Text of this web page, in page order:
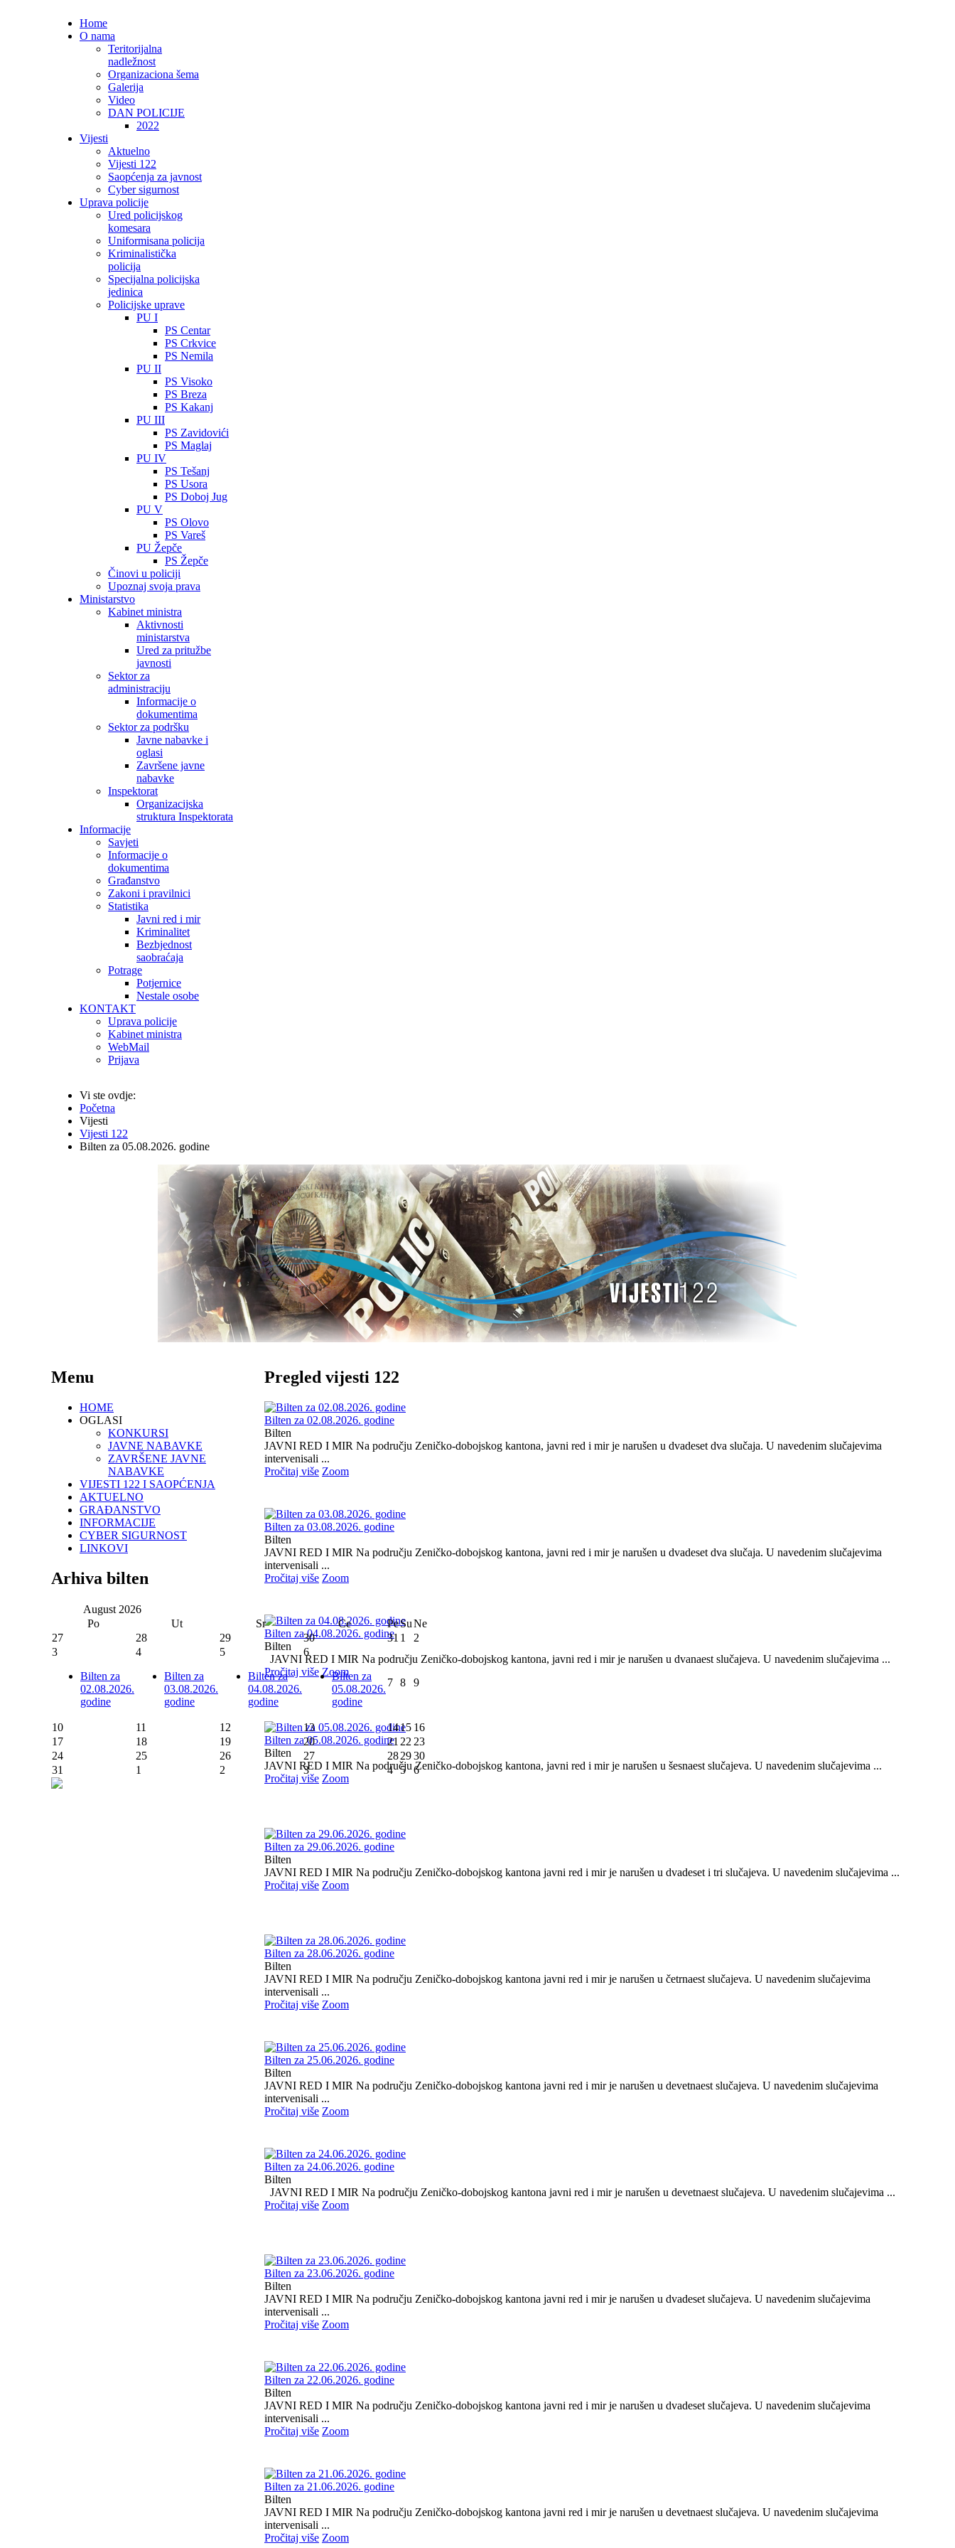
Home
O nama
Teritorijalna
nadležnost
Organizaciona šema
Galerija
Video
DAN POLICIJE
2022
Vijesti
Aktuelno
Vijesti 122
Saopćenja za javnost
Cyber sigurnost
Uprava policije
Ured policijskog
komesara
Uniformisana policija
Kriminalistička
policija
Specijalna policijska
jedinica
Policijske uprave
PU I
PS Centar
PS Crkvice
PS Nemila
PU II
PS Visoko
PS Breza
PS Kakanj
PU III
PS Zavidovići
PS Maglaj
PU IV
PS Tešanj
PS Usora
PS Doboj Jug
PU V
PS Olovo
PS Vareš
PU Žepče
PS Žepče
Činovi u policiji
Upoznaj svoja prava
Ministarstvo
Kabinet ministra
Aktivnosti
ministarstva
Ured za pritužbe
javnosti
Sektor za
administraciju
Informacije o
dokumentima
Sektor za podršku
Javne nabavke i
oglasi
Završene javne
nabavke
Inspektorat
Organizacijska
struktura Inspektorata
Informacije
Savjeti
Informacije o
dokumentima
Građanstvo
Zakoni i pravilnici
Statistika
Javni red i mir
Kriminalitet
Bezbjednost
saobraćaja
Potrage
Potjernice
Nestale osobe
KONTAKT
Uprava policije
Kabinet ministra
WebMail
Prijava
Vi ste ovdje:
Početna
Vijesti
Vijesti 122
Bilten za 05.08.2026. godine
Pregled vijesti 122
Bilten za 02.08.2026. godine
Bilten
JAVNI RED I MIR Na području Zeničko-dobojskog kantona, javni red i mir je narušen u dvadeset dva slučaja. U navedenim slučajevima
intervenisali ...
Pročitaj više Zoom
Bilten za 03.08.2026. godine
Bilten
JAVNI RED I MIR Na području Zeničko-dobojskog kantona, javni red i mir je narušen u dvadeset dva slučaja. U navedenim slučajevima
intervenisali ...
Pročitaj više Zoom
Bilten za 04.08.2026. godine
Bilten
JAVNI RED I MIR Na području Zeničko-dobojskog kantona, javni red i mir je narušen u dvanaest slučajeva. U navedenim slučajevima ...
Pročitaj više Zoom
Bilten za 05.08.2026. godine
Bilten
JAVNI RED I MIR Na području Zeničko-dobojskog kantona, javni red i mir je narušen u šesnaest slučajeva. U navedenim slučajevima ...
Pročitaj više Zoom
Bilten za 29.06.2026. godine
Bilten
JAVNI RED I MIR Na području Zeničko-dobojskog kantona javni red i mir je narušen u dvadeset i tri slučajeva. U navedenim slučajevima ...
Pročitaj više Zoom
Bilten za 28.06.2026. godine
Bilten
JAVNI RED I MIR Na području Zeničko-dobojskog kantona javni red i mir je narušen u četrnaest slučajeva. U navedenim slučajevima
intervenisali ...
Pročitaj više Zoom
Bilten za 25.06.2026. godine
Bilten
JAVNI RED I MIR Na području Zeničko-dobojskog kantona javni red i mir je narušen u devetnaest slučajeva. U navedenim slučajevima
intervenisali ...
Pročitaj više Zoom
Bilten za 24.06.2026. godine
Bilten
JAVNI RED I MIR Na području Zeničko-dobojskog kantona javni red i mir je narušen u devetnaest slučajeva. U navedenim slučajevima ...
Pročitaj više Zoom
Bilten za 23.06.2026. godine
Bilten
JAVNI RED I MIR Na području Zeničko-dobojskog kantona javni red i mir je narušen u dvadeset slučajeva. U navedenim slučajevima
intervenisali ...
Pročitaj više Zoom
Bilten za 22.06.2026. godine
Bilten
JAVNI RED I MIR Na području Zeničko-dobojskog kantona javni red i mir je narušen u dvadeset slučajeva. U navedenim slučajevima
intervenisali ...
Pročitaj više Zoom
Bilten za 21.06.2026. godine
Bilten
JAVNI RED I MIR Na području Zeničko-dobojskog kantona javni red i mir je narušen u devetnaest slučajeva. U navedenim slučajevima
intervenisali ...
Pročitaj više Zoom
Menu
HOME
OGLASI
KONKURSI
JAVNE NABAVKE
ZAVRŠENE JAVNE
NABAVKE
VIJESTI 122 I SAOPĆENJA
AKTUELNO
GRAĐANSTVO
INFORMACIJE
CYBER SIGURNOST
LINKOVI
Arhiva bilten
August 2026
Po
Ut Sr Ce PeSuNe
27
28 29 30 31 1
2
3
Bilten za
02.08.2026.
godine
4
Bilten za
03.08.2026.
godine
5
Bilten za
04.08.2026.
godine
6
Bilten za
05.08.2026.
godine
7 8 9
10 11 12 13 1415 16
17
18 19 20 21 22 23
24
25 26 27 282930
31
1 2 3 4 5 6